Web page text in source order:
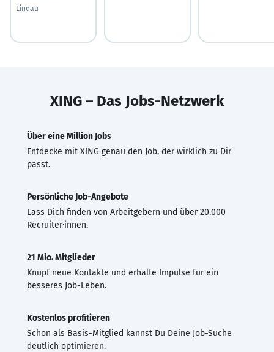
Lindau
XING – Das Jobs-Netzwerk
Über eine Million Jobs
Entdecke mit XING genau den Job, der wirklich zu Dir
passt.
Persönliche Job-Angebote
Lass Dich finden von Arbeitgebern und über 20.000
Recruiter·innen.
21 Mio. Mitglieder
Knüpf neue Kontakte und erhalte Impulse für ein
besseres Job-Leben.
Kostenlos profitieren
Schon als Basis-Mitglied kannst Du Deine Job-Suche
deutlich optimieren.